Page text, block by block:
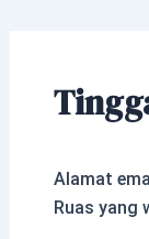
Alamat
Ruas yang